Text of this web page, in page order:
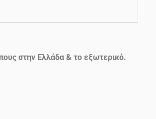
στην Ελλάδα & το εξωτερικό.